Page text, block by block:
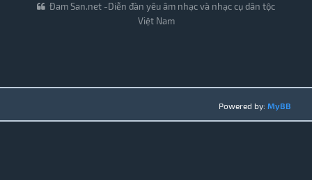
Đam San.net -Diễn đàn yêu âm nhạc và nhạc cụ dân tộc
Việt Nam
Powered by: MyBB